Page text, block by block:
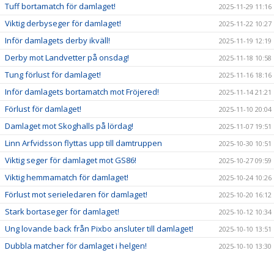
Tuff bortamatch för damlaget! 2025-11-29 11:16
Viktig derbyseger för damlaget! 2025-11-22 10:27
Inför damlagets derby ikväll! 2025-11-19 12:19
Derby mot Landvetter på onsdag! 2025-11-18 10:58
Tung förlust för damlaget! 2025-11-16 18:16
Inför damlagets bortamatch mot Fröjered! 2025-11-14 21:21
Förlust för damlaget! 2025-11-10 20:04
Damlaget mot Skoghalls på lördag! 2025-11-07 19:51
Linn Arfvidsson flyttas upp till damtruppen 2025-10-30 10:51
Viktig seger för damlaget mot GS86! 2025-10-27 09:59
Viktig hemmamatch för damlaget! 2025-10-24 10:26
Förlust mot serieledaren för damlaget! 2025-10-20 16:12
Stark bortaseger för damlaget! 2025-10-12 10:34
Ung lovande back från Pixbo ansluter till damlaget! 2025-10-10 13:51
Dubbla matcher för damlaget i helgen! 2025-10-10 13:30